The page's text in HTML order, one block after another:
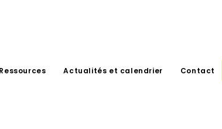
Ressources Actualités et calendrier Contact